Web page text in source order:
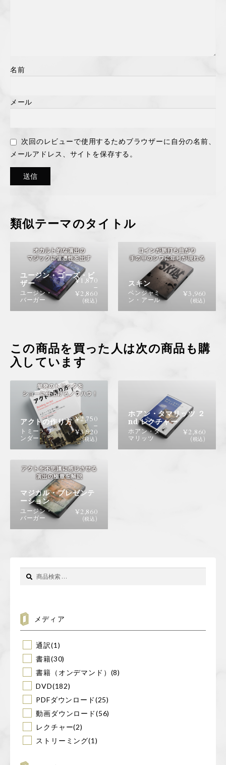
名前
メール
次回のレビューで使用するためブラウザーに自分の名前、
メールアドレス、サイトを保存する。
類似テーマのタイトル
ユージン・ゴーズ・ビ
ザー
ユージン・
バーガー
¥1,870
–
¥2,860
(税込)
スキン
ベンジャミ
ン・アール
¥3,960
(税込)
この商品を買った人は次の商品も購
入しています
アクトの作り方
トミー・ワ
ンダー
¥2,750
–
¥3,520
(税込)
ホアン・タマリッツ ２
nd レクチャー
ホアン・タ
マリッツ
¥2,860
(税込)
マジカル・プレゼンテ
ーション
ユージン・
バーガー
¥2,860
(税込)
メディア
通訳(1)
書籍(30)
書籍（オンデマンド） (8)
DVD(182)
PDFダウンロード(25)
動画ダウンロード(56)
レクチャー(2)
ストリーミング(1)